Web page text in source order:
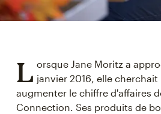
L orsque Jane Moritz a
janvier 2016, elle
augmenter le chiffre d'affaires
Connection. Ses produits de